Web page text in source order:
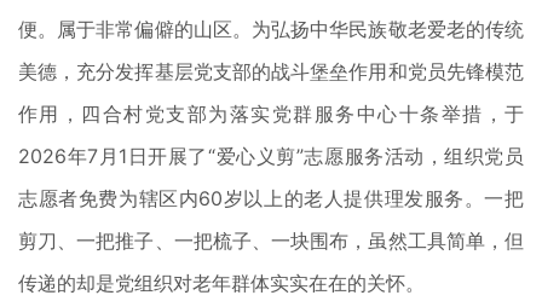
便。属于非常偏僻的山区。为弘扬中华民族敬老爱老的传统
美德，充分发挥基层党支部的战斗堡垒作用和党员先锋模范
作用，四合村党支部为落实党群服务中心十条举措，于
2026年7月1日开展了“爱心义剪”志愿服务活动，组织党员
志愿者免费为辖区内60岁以上的老人提供理发服务。一把
剪刀、一把推子、一把梳子、一块围布，虽然工具简单，但
传递的却是党组织对老年群体实实在在的关怀。